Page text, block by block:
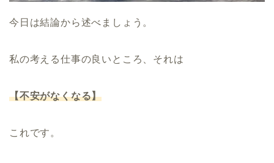
今日は結論から述べましょう。
私の考える仕事の良いところ、それは
【不安がなくなる】
これです。